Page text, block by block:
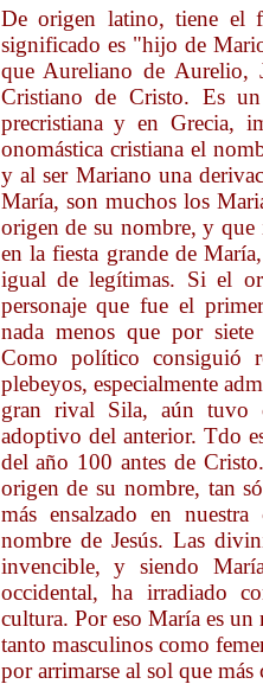
De origen latino, tiene el
significado es "hijo de
que Aureliano de Aurelio,
Cristiano de Cristo. Es
precristiana y en Grecia,
onomástica cristiana el
y al ser Mariano una
María, son muchos los
origen de su nombre, y que
en la fiesta grande de
igual de legítimas. Si el
personaje que fue el
nada menos que por
Como político consiguió
plebeyos, especialmente
gran rival Sila, aún
adoptivo del anterior. Tdo
del año 100 antes de
origen de su nombre, tan
más ensalzado en
nombre de Jesús. Las
invencible, y siendo
occidental, ha irradiado
cultura. Por eso María es un
tanto masculinos como
por arrimarse al sol que más